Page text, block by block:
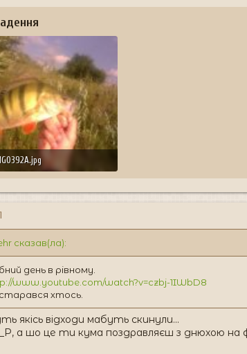
сказав(ла):
день в рівному.
www.youtube.com/watch?v=czbj-1IWbD8
хтось.
якісь відходи мабуть скинули...
а шо це ти кума поздравляєш з днюхою на